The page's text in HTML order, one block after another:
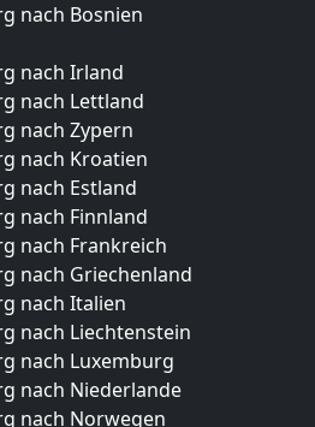
nach Bosnien
nach Irland
nach Lettland
nach Zypern
nach Kroatien
nach Estland
nach Finnland
nach Frankreich
nach Griechenland
nach Italien
nach Liechtenstein
nach Luxemburg
nach Niederlande
nach Norwegen